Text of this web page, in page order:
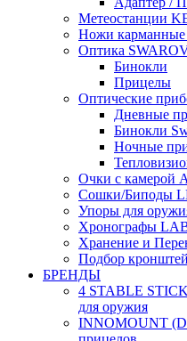
Метеостанции
Ножи карманные
Оптика
Бинокли
Прицелы
Оптические
Дневные
Бинокли
Ночные
Очки с камерой
Сошки/Биподы
Упоры для
Хронографы
Хранение и
Подбор
БРЕНДЫ
4 STABLE
для оружия
INNOMOUNT